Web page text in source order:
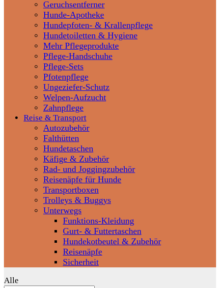
Geruchsentferner
Hunde-Apotheke
Hundepfoten- & Krallenpflege
Hundetoiletten & Hygiene
Mehr Pflegeprodukte
Pflege-Handschuhe
Pflege-Sets
Pfotenpflege
Ungeziefer-Schutz
Welpen-Aufzucht
Zahnpflege
Reise & Transport
Autozubehör
Falthütten
Hundetaschen
Käfige & Zubehör
Rad- und Joggingzubehör
Reisenäpfe für Hunde
Transportboxen
Trolleys & Buggys
Unterwegs
Funktions-Kleidung
Gurt- & Futtertaschen
Hundekotbeutel & Zubehör
Reisenäpfe
Sicherheit
Alle